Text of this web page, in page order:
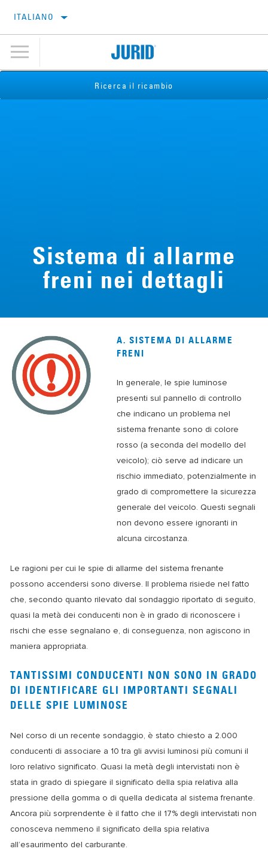
ITALIANO
Ricerca il ricambio
Sistema di allarme
freni nei dettagli
A. SISTEMA DI ALLARME
FRENI
In generale, le spie luminose
presenti sul pannello di controllo
che indicano un problema nel
sistema frenante sono di colore
rosso (a seconda del modello del
veicolo); ciò serve ad indicare un
rischio immediato, potenzialmente in
grado di compromettere la sicurezza
generale del veicolo. Questi segnali
non devono essere ignoranti in
alcuna circostanza.
Le ragioni per cui le spie di allarme del sistema frenante
possono accendersi sono diverse. Il problema risiede nel fatto
che, secondo quanto rilevato dal sondaggio riportato di seguito,
quasi la metà dei conducenti non è in grado di riconoscere i
rischi che esse segnalano e, di conseguenza, non agiscono in
maniera appropriata.
TANTISSIMI CONDUCENTI NON SONO IN GRADO
DI IDENTIFICARE GLI IMPORTANTI SEGNALI
DELLE SPIE LUMINOSE
Nel corso di un recente sondaggio, è stato chiesto a 2.000
conducenti di associare a 10 tra gli avvisi luminosi più comuni il
loro relativo significato. Quasi la metà degli intervistati non è
stata in grado di spiegare il significato della spia relativa alla
pressione della gomma o di quella dedicata al sistema frenante.
Ancora più sorprendente è il fatto che il 17% degli intervistati non
conosceva nemmeno il significato della spia relativa
all’esaurimento del carburante.